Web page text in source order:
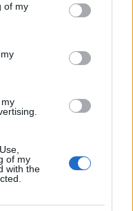
of my
of my
with the
δεν
αποδέκτες,
θυμίζοντας την